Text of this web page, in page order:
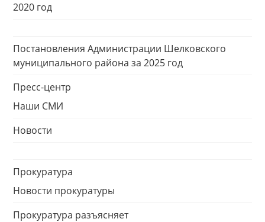
2020 год
Постановления Администрации Шелковского
муниципального района за 2025 год
Пресс-центр
Наши СМИ
Новости
Прокуратура
Новости прокуратуры
Прокуратура разъясняет